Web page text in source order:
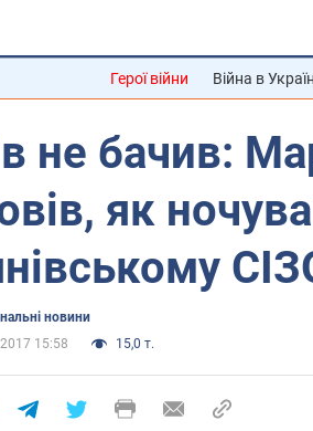
Герої війни Війна в
не бачив:
як
новини
15:58
15,0 т.